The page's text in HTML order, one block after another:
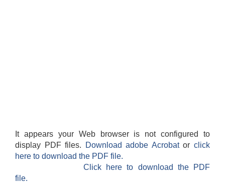
It appears your Web browser is not configured to
display PDF files.
Download adobe Acrobatorclick
here to download the PDF file.
Click here to download the PDF
file.